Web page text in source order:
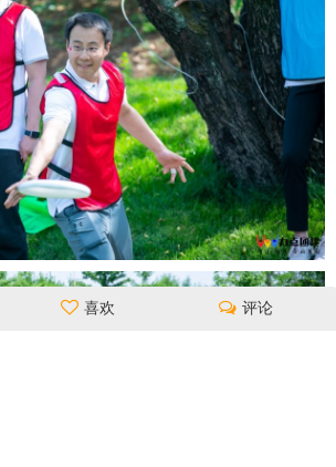
喜欢 评论